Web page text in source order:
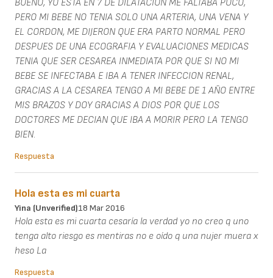
BUENO, YO ESTA EN 7 DE DILATACION ME FALTABA POCO,
PERO MI BEBE NO TENIA SOLO UNA ARTERIA, UNA VENA Y
EL CORDON, ME DIJERON QUE ERA PARTO NORMAL PERO
DESPUES DE UNA ECOGRAFIA Y EVALUACIONES MEDICAS
TENIA QUE SER CESAREA INMEDIATA POR QUE SI NO MI
BEBE SE INFECTABA E IBA A TENER INFECCION RENAL,
GRACIAS A LA CESAREA TENGO A MI BEBE DE 1 AÑO ENTRE
MIS BRAZOS Y DOY GRACIAS A DIOS POR QUE LOS
DOCTORES ME DECIAN QUE IBA A MORIR PERO LA TENGO
BIEN.
Respuesta
Hola esta es mi cuarta
Yina (unverified)18 Mar 2016
Hola esta es mi cuarta cesaría la verdad yo no creo q uno
tenga alto riesgo es mentiras no e oído q una nujer muera x
heso La
Respuesta